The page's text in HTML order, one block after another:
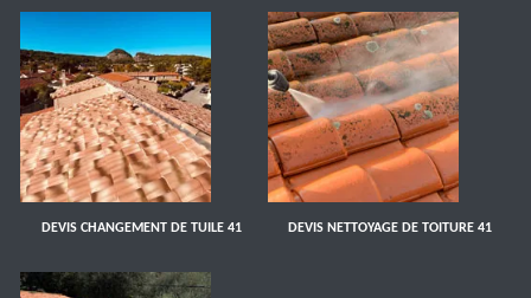
DEVIS CHANGEMENT DE TUILE 41 DEVIS NETTOYAGE DE TOITURE 41